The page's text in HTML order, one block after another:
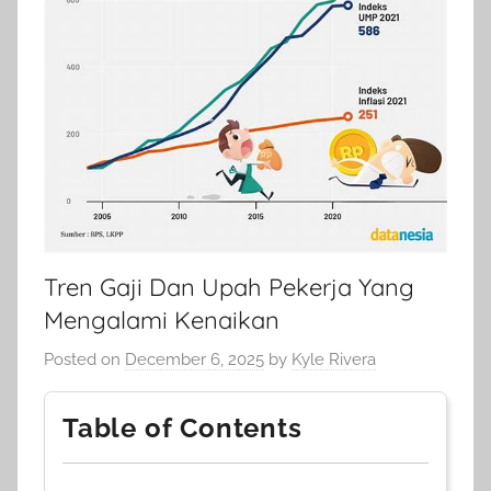
Tren Gaji Dan Upah Pekerja Yang
Mengalami Kenaikan
Posted on December 6, 2025 by Kyle Rivera
Table of Contents